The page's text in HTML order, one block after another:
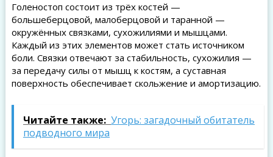
Голеностоп состоит из трёх костей —
большеберцовой, малоберцовой и таранной —
окружённых связками, сухожилиями и мышцами.
Каждый из этих элементов может стать источником
боли. Связки отвечают за стабильность, сухожилия —
за передачу силы от мышц к костям, а суставная
поверхность обеспечивает скольжение и амортизацию.
Читайте также: Угорь: загадочный обитатель
подводного мира